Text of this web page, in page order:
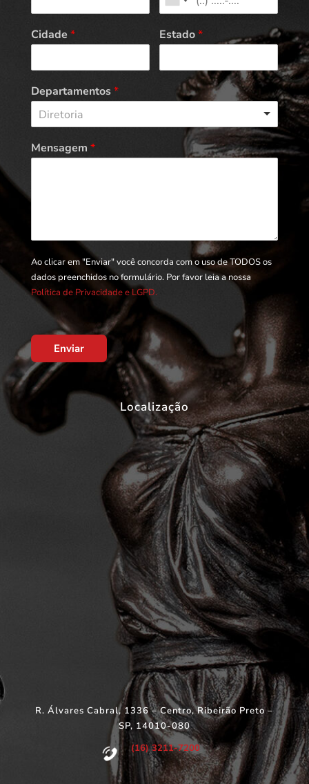
Cidade * Estado*
Departamentos*
Diretoria
Mensagem *
Ao clicar em "Enviar" você concorda com o uso de TODOS os
dados preenchidos no formulário. Por favor leia a nossa
Política de Privacidade e LGPD.
Enviar
Localização
R. Álvares Cabral, 1336 – Centro, Ribeirão Preto –
SP, 14010-080
(16) 3211-7200